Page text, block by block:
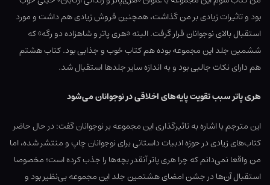
بود و تاثیرات زیادی بر من گذاشت، همچنین فروش زیادی هم داشت و مورد
استقبال بالای نوجوانان قرار گرفت. البته «هری پاتر و شاهزاده دو رگه» که
ششمین جلد این مجموعه بوده هم کتاب خوب و جذابی بود. کتاب هشتم
هم دارای نکات جالبی بود و به اندازه سایر جلدها استقبال شد.
هری پاتر سبب تقویت پایه‌های اخلاقی در نوجوانان می‌شود
این مترجم با اشاره به تاثیرگذاری این مجموعه بر نوجوانان گفت: در حال حاضر
کتاب‌های زیادی در حوزه ادبیات داستانی برای نوجوانان چاپ و منتشر شده، اما
من واقعا نمی‌دانم که چرا هری پاتر آنقدر بچه‌ها را جذب کرده است؛ مخصوصا
استقبال آن‌ها در جشن امضای هشتمین جلد این مجموعه بی‌نظیر بود و